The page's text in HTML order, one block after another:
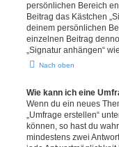
persönlichen Bereich
Beitrag das Kästchen
deinem persönlichen
einzelnen Beitrag
„Signatur anhängen“
Nach oben
Wie kann ich eine
Wenn du ein neues
„Umfrage erstellen“
können, so hast du
mindestens zwei